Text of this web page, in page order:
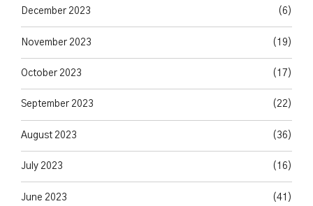
December 2023 (6)
November 2023 (19)
October 2023 (17)
September 2023 (22)
August 2023 (36)
July 2023 (16)
June 2023 (41)